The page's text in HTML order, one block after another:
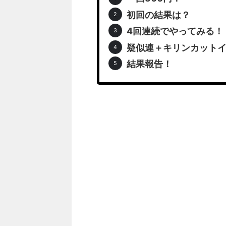
初回の結果は？
4回連続でやってみる！
疑似連＋キリンカット
結果報告！